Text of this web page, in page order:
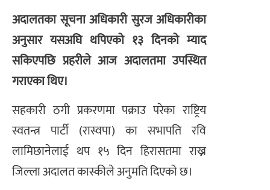
अदालतका सूचना अधिकारी सुरज अधिकारीका
अनुसार यसअघि थपिएको १३ दिनको म्याद
सकिएपछि प्रहरीले आज अदालतमा उपस्थित
गराएका थिए।
सहकारी ठगी प्रकरणमा पक्राउ परेका राष्ट्रिय
स्वतन्त्र पार्टी (रास्वपा) का सभापति रवि
लामिछानेलाई थप १५ दिन हिरासतमा राख्न
जिल्ला अदालत कास्कीले अनुमति दिएको छ।